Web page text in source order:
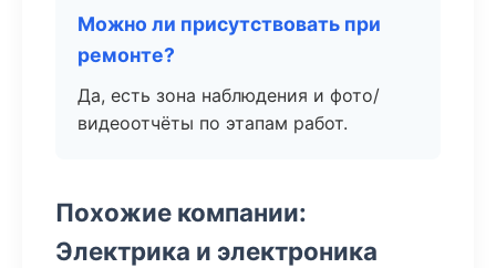
Можно ли присутствовать при
ремонте?
Да, есть зона наблюдения и фото/
видеоотчёты по этапам работ.
Похожие компании:
Электрика и электроника